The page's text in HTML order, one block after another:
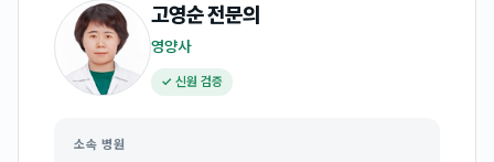
고영순전문의
영양사
✓ 신원 검증
소속 병원